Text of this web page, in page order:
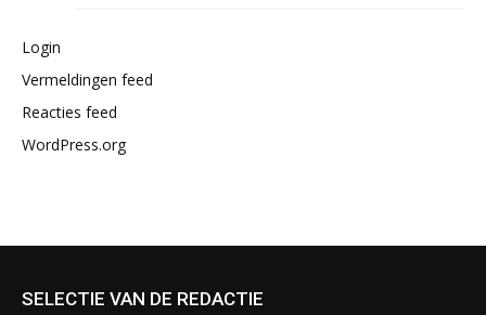
Login
Vermeldingen feed
Reacties feed
WordPress.org
SELECTIE VAN DE REDACTIE